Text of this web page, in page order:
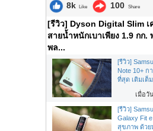
8k Like 100 Share
[รีวิว] Dyson Digital Slim เ
สายน้ำหนักเบาเพียง 1.9 กก.
พล...
[รีวิว]
Note 10+
ที่สุด เติมเต็ม
เมื่อวั
[รีวิว]
Galaxy Fit
สุขภาพ ด้วย